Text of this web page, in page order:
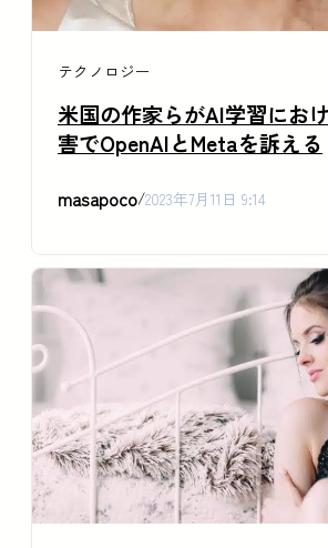
テクノロジー
米国の作家らがAI学習にお
害でOpenAIとMetaを訴える
masapoco/2023年7月11日 9:14